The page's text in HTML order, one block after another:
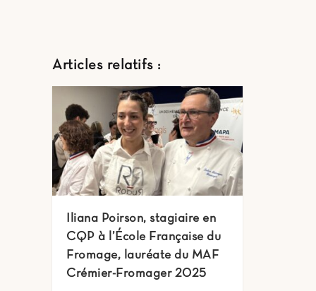
Articles relatifs :
Iliana Poirson, stagiaire en
CQP à l’École Française du
Fromage, lauréate du MAF
Crémier-Fromager 2025